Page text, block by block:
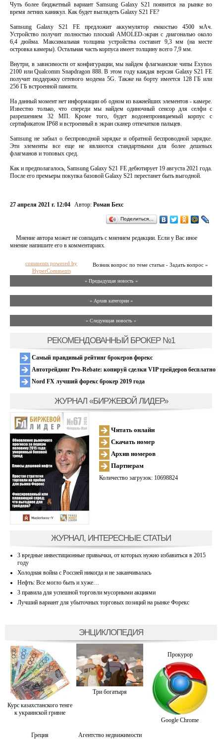
Чуть более бюджетный вариант Samsung Galaxy S21 появится на рынке во
время летних каникул. Как будет выглядеть Galaxy S21 FE?
Samsung Galaxy S21 FE предложит аккумулятор емкостью 4500 мАч.
Устройство получит полностью плоский AMOLED-экран с диагональю около
6,4 дюйма. Максимальная толщина устройства составит 9,3 мм (на месте
островка камеры). Остальная часть корпуса имеет толщину всего 7,9 мм.
Внутри, в зависимости от конфигурации, мы найдем флагманские чипы Exynos
2100 или Qualcomm Snapdragon 888. В этом году каждая версия Galaxy S21 FE
получит поддержку сетевого модема 5G. Также на борту имеется 128 ГБ или
256 ГБ встроенной памяти.
На данный момент нет информации об одном из важнейших элементов - камере.
Известно только, что спереди мы найдем одиночный сенсор для селфи с
разрешением 32 МП. Кроме того, будет водонепроницаемый корпус с
сертификатом IP68 и встроенный в экран сканер отпечатков пальцев.
Samsung не забыл о беспроводной зарядке и обратной беспроводной зарядке.
Эти элементы все еще не являются стандартными для более дешевых
флагманов и топовых сред.
Как и предполагалось, Samsung Galaxy S21 FE дебютирует 19 августа 2021 года.
После его премьеры покупка базовой Galaxy S21 перестанет быть выгодной.
27 апреля 2021 г. 12:04 Автор: Роман Бехс
Поделиться…
Мнение автора может не совпадать с мнением редакции. Если у Вас иное
мнение напишите его в комментариях.
Возник вопрос по теме статьи - Задать вопрос »
comments powered by
HyperComments
« Предыдущая новость «
» Архив категории «
» Следующая новость »
РЕКОМЕНДОВАННЫЙ БРОКЕР №1
Самый правдивый рейтинг брокеров форекс
Автотрейдинг Pro-Rebate: копируй сделки VIP трейдеров бесплатно
Nord FX лучший форекс брокер 2019 года
ЖУРНАЛ «БИРЖЕВОЙ ЛИДЕР»
Читать онлайн
Скачать номер
Архив номеров
Партнерам
Количество загрузок: 10698824
ЖУРНАЛ, ИНТЕРЕСНЫЕ СТАТЬИ
3 вредные инвестиционные привычки, от которых нужно избавиться в 2015
году
Холодная война с Россией никогда и не заканчивалась
Нефть: Все могло быть и хуже…
3 правила для успешной торговли мусорными акциями
Лучший вариант для убыточных торговых позиций на рынке Форекс
ЭНЦИКЛОПЕДИЯ
Курс казахстанского тенге
к украинской гривне
Три богатыря
Прокурор
Google Chrome
Греция Агентство недвижимости